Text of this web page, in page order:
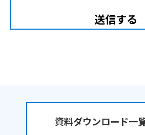
資料ダウンロード一